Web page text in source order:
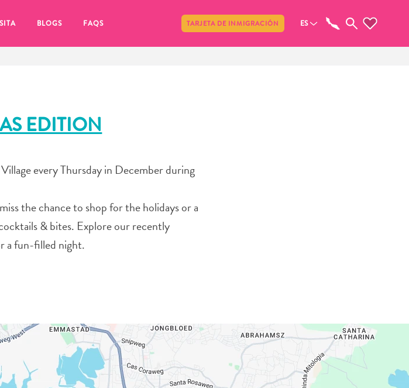
BLOGS FAQS TARJETA DE INMIGRACIÓN ES
EDITION
every Thursday in December during
the chance to shop for the holidays or a
& bites. Explore our recently
a fun-filled night.
Compartir